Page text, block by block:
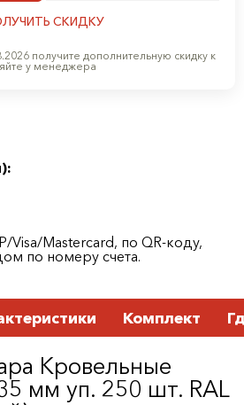
СКИДКУ
получите дополнительную скидку к
у менеджера
):
Mastercard, по QR-коду,
по номеру счета.
Комплект
Кровельные
мм уп. 250 шт. RAL